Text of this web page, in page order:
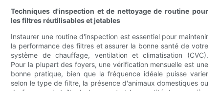
Techniques d'inspection et de nettoyage de routine pour
les filtres réutilisables et jetables
Instaurer une routine d'inspection est essentiel pour maintenir
la performance des filtres et assurer la bonne santé de votre
système de chauffage, ventilation et climatisation (CVC).
Pour la plupart des foyers, une vérification mensuelle est une
bonne pratique, bien que la fréquence idéale puisse varier
selon le type de filtre, la présence d'animaux domestiques ou